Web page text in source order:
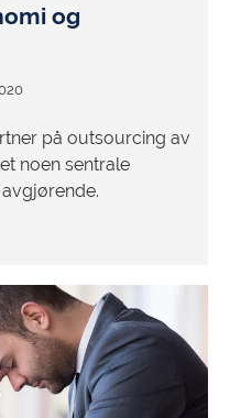
og
på outsourcing av
noen sentrale